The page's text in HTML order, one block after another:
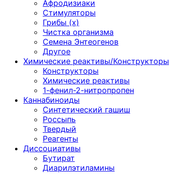
Афродизиаки
Стимуляторы
Грибы (х)
Чистка организма
Семена Энтеогенов
Другое
Химические реактивы/Конструкторы
Конструкторы
Химические реактивы
1-фенил-2-нитропропен
Каннабиноиды
Синтетический гашиш
Россыпь
Твердый
Реагенты
Диссоциативы
Бутират
Диарилэтиламины